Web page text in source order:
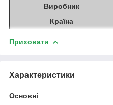
Виробник
Країна
Приховати
Характеристики
Основні